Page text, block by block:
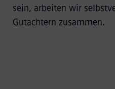
sein, arbeiten wir
Gutachtern zusammen.